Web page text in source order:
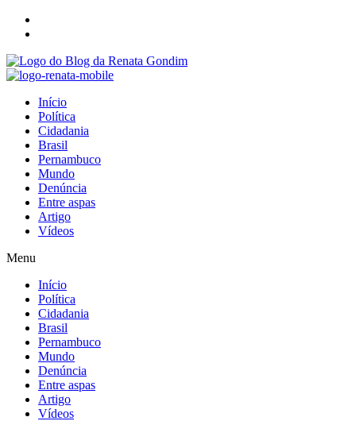
Início
Política
Cidadania
Brasil
Pernambuco
Mundo
Denúncia
Entre aspas
Artigo
Vídeos
Menu
Início
Política
Cidadania
Brasil
Pernambuco
Mundo
Denúncia
Entre aspas
Artigo
Vídeos